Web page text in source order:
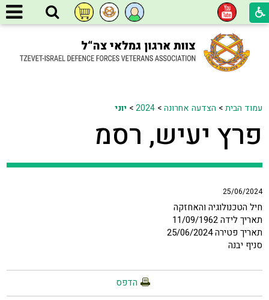
עמוד הבית> הצדעה אחרונה>
2024
>יוני
פרץ יעיש, רסמ
25/06/2024
חיל הטכנולוגיה והאחזקה
תאריך לידה 11/09/1962
תאריך פטירה 25/06/2024
סניף יבנה
הדפס